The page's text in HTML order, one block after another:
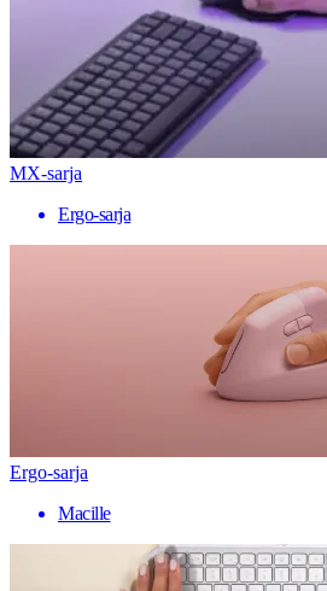
MX-sarja
Ergo-sarja
Ergo-sarja
Macille